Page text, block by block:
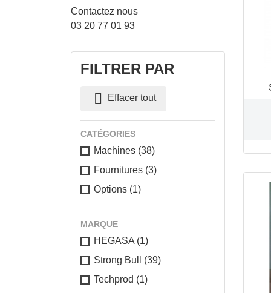
Contactez nous
03 20 77 01 93
FILTRER PAR
 Effacer tout
CATÉGORIES
Machines (38)
Fournitures (3)
Options (1)
MARQUE
HEGASA (1)
Strong Bull (39)
Techprod (1)